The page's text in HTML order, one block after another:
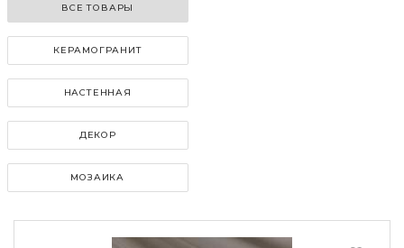
ВСЕ ТОВАРЫ
КЕРАМОГРАНИТ
НАСТЕННАЯ
ДЕКОР
МОЗАИКА